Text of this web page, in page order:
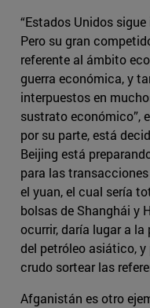
“Estados Unidos
Pero su gran
referente al ámbito
guerra económica, y
interpuestos en
sustrato económico”,
por su parte, está
Beijing está
para las
el yuan, el cual sería
bolsas de Shanghái y
ocurrir, daría lugar a
del petróleo asiático,
crudo sortear las
Afganistán es otro